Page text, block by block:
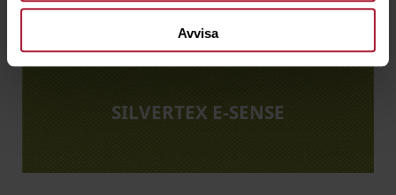
Avvisa
SILVERTEX E-SENSE